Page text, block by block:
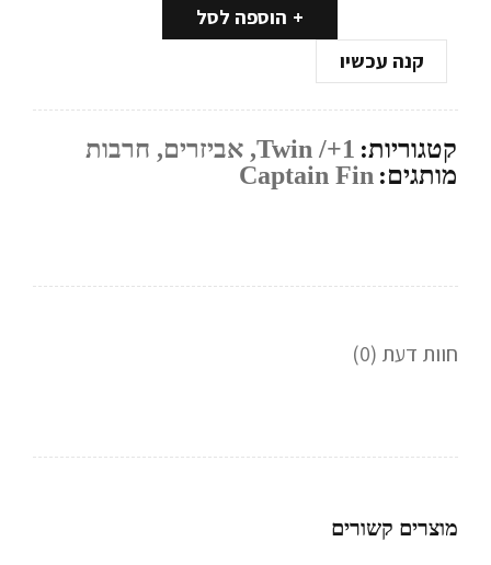
הוספה לסל
קנה עכשיו
קטגוריות: Twin /+1
, אביזרים, חרבות
מותגים: Captain Fin
חוות דעת (0)
מוצרים קשורים